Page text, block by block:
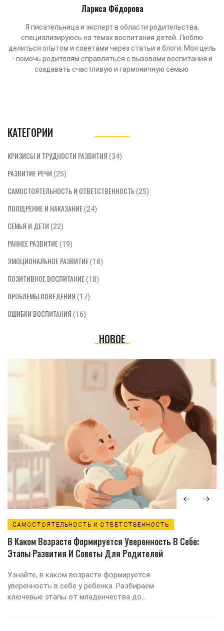
Лариса Фёдорова
Я писательница и эксперт в области родительства,
специализируюсь на темах воспитания детей. Люблю
делиться опытом и советами через статьи и блоги. Моя цель
- помочь родителям справляться с вызовами воспитания и
создавать счастливую и гармоничную семью.
КАТЕГОРИИ
КРИЗИСЫ И ТРУДНОСТИ РАЗВИТИЯ (34)
РАЗВИТИЕ РЕЧИ (25)
САМОСТОЯТЕЛЬНОСТЬ И ОТВЕТСТВЕННОСТЬ(25)
ПООЩРЕНИЕ И НАКАЗАНИЕ(24)
СЕМЬЯ И ДЕТИ (22)
РАННЕЕ РАЗВИТИЕ(19)
ЭМОЦИОНАЛЬНОЕ РАЗВИТИЕ(18)
ПОЗИТИВНОЕ ВОСПИТАНИЕ(18)
ПРОБЛЕМЫ ПОВЕДЕНИЯ (17)
ОШИБКИ ВОСПИТАНИЯ (16)
НОВОЕ
САМОСТОЯТЕЛЬНОСТЬ И ОТВЕТСТВЕННОСТЬ
В Каком Возрасте Формируется Уверенность В Себе:
Этапы Развития И Советы Для Родителей
Узнайте, в каком возрасте формируется
уверенность в себе у ребенка. Разбираем
ключевые этапы от младенчества до